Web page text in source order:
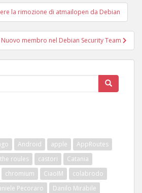
la rimozione di atmailopen da Debian
Nuovo membro nel Debian Security Team
Android apple
AppRoutes
roules castori
Catania
chromium CiaoIM
colabrodo
Pecoraro
Danilo Mirabile